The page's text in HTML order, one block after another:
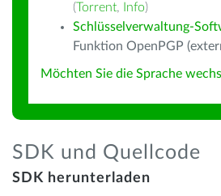
(Torrent, Info)
Schlüsselverwaltung-
Funktion OpenPGP
Möchten Sie die Sprache
SDK und Quellcode
SDK herunterladen